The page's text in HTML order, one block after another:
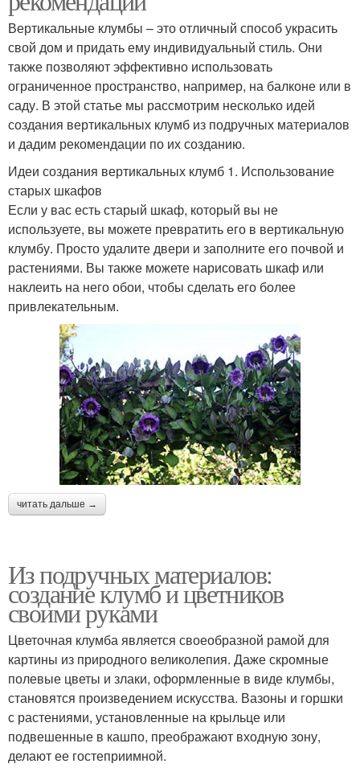
Вертикальные клумбы – это отличный способ украсить
свой дом и придать ему индивидуальный стиль. Они
также позволяют эффективно использовать
ограниченное пространство, например, на балконе или в
саду. В этой статье мы рассмотрим несколько идей
создания вертикальных клумб из подручных материалов
и дадим рекомендации по их созданию.
Идеи создания вертикальных клумб 1. Использование
старых шкафов
Если у вас есть старый шкаф, который вы не
используете, вы можете превратить его в вертикальную
клумбу. Просто удалите двери и заполните его почвой и
растениями. Вы также можете нарисовать шкаф или
наклеить на него обои, чтобы сделать его более
привлекательным.
читать дальше →
Из подручных материалов:
создание клумб и цветников
своими руками
Цветочная клумба является своеобразной рамой для
картины из природного великолепия. Даже скромные
полевые цветы и злаки, оформленные в виде клумбы,
становятся произведением искусства. Вазоны и горшки
с растениями, установленные на крыльце или
подвешенные в кашпо, преображают входную зону,
делают ее гостеприимной.